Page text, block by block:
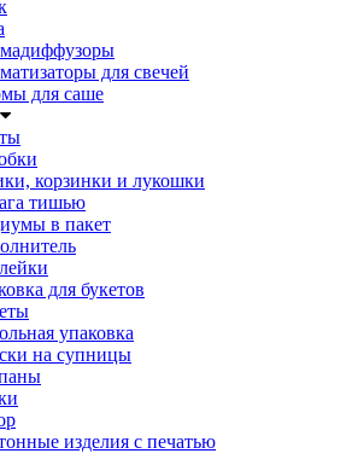
для свечей
для саше
корзинки и лукошки
тишью
в пакет
для букетов
упаковка
на супницы
изделия с печатью